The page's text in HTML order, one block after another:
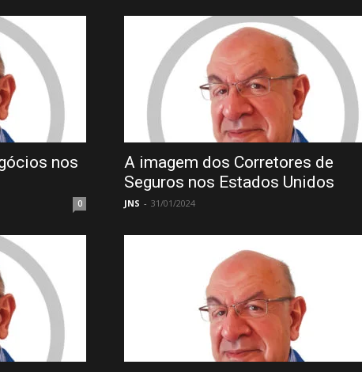
nos
0
A imagem dos Corretores de
Seguros nos Estados Unidos
JNS - 31/01/2024